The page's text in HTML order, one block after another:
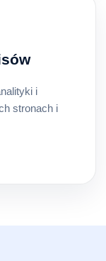
i
stronach i